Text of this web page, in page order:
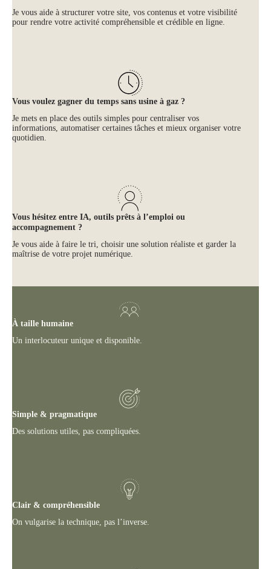
Je vous aide à structurer votre site, vos contenus et votre visibilité
pour rendre votre activité compréhensible et crédible en ligne.
Vous voulez gagner du temps sans usine à gaz ?
Je mets en place des outils simples pour centraliser vos
informations, automatiser certaines tâches et mieux organiser votre
quotidien.
Vous hésitez entre IA, outils prêts à l’emploi ou
accompagnement ?
Je vous aide à faire le tri, choisir une solution réaliste et garder la
maîtrise de votre projet numérique.
À taille humaine
Un interlocuteur unique et disponible.
Simple & pragmatique
Des solutions utiles, pas compliquées.
Clair & compréhensible
On vulgarise la technique, pas l’inverse.